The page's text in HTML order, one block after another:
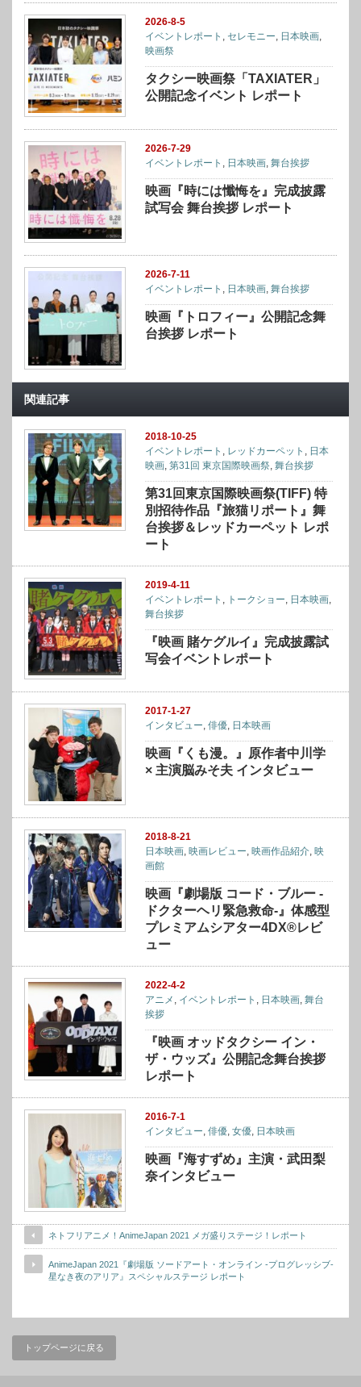
2026-8-5
イベントレポート , セレモニー, 日本映画,
映画祭
タクシー映画祭「TAXIATER」
公開記念イベント レポート
2026-7-29
イベントレポート
日本映画 ,舞台挨拶
映画『時には懺悔を』完成披露
試写会 舞台挨拶 レポート
2026-7-11
イベントレポート , 日本映画,舞台挨拶
映画『トロフィー』公開記念舞
台挨拶 レポート
関連記事
2018-10-25
イベントレポート
レッドカーペット
日本
映画 ,第31回 東京国際映画祭 ,舞台挨拶
第31回東京国際映画祭(TIFF) 特
別招待作品『旅猫リポート』舞
台挨拶＆レッドカーペット レポ
ート
2019-4-11
イベントレポート
トークショー 日本映画
舞台挨拶
『映画 賭ケグルイ』完成披露試
写会イベントレポート
2017-1-27
インタビュー,俳優, 日本映画
映画『くも漫。』原作者中川学
× 主演脳みそ夫 インタビュー
2018-8-21
日本映画,映画レビュー,映画作品紹介,映
画館
映画『劇場版 コード・ブルー -
ドクターヘリ緊急救命-』体感型
プレミアムシアター4DX®レビ
ュー
2022-4-2
アニメ , イベントレポート , 日本映画,舞台
挨拶
『映画 オッドタクシー イン・
ザ・ウッズ』公開記念舞台挨拶
レポート
2016-7-1
インタビュー,俳優,女優, 日本映画
映画『海すずめ』主演・武田梨
奈インタビュー
ネトフリアニメ！AnimeJapan 2021 メガ盛りステージ！レポート
AnimeJapan 2021『劇場版 ソードアート・オンライン -プログレッシブ-
星なき夜のアリア』スペシャルステージ レポート
トップページに戻る